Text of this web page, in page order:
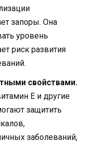
запоры. Она
уровень
риск развития
свойствами.
Е и другие
защитить
заболеваний,